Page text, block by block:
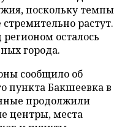
поскольку темпы
растут.
осталось
города.
сообщило об
пункта Бакшеевка в
продолжили
центры, места